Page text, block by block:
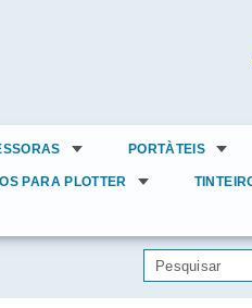
PORTÀTEIS
PARA PLOTTER